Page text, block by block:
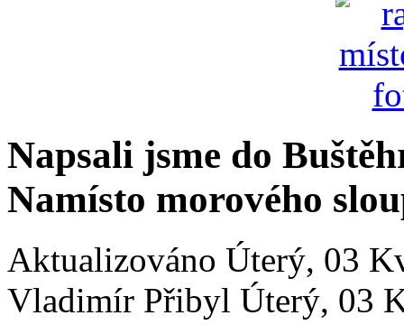
Napsali jsme do
Namísto morového
Aktualizováno Úterý, 03
Vladimír Přibyl Úterý, 03